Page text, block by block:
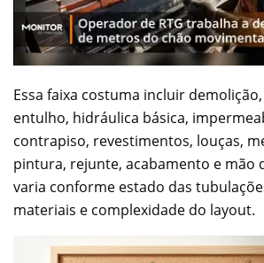
Essa faixa costuma incluir
entulho, hidráulica básica,
contrapiso, revestimentos, louças,
pintura, rejunte, acabamento e mão
varia conforme estado das
materiais e complexidade do layout.